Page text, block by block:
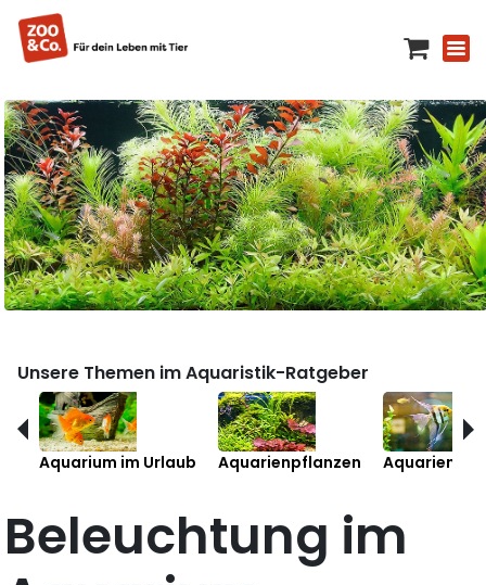
Unsere Themen im Aquaristik-Ratgeber
Aquarium im Urlaub Aquarienpflanzen
Beleuchtung im